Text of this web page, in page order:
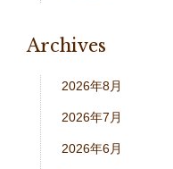
Archives
2026年8月
2026年7月
2026年6月